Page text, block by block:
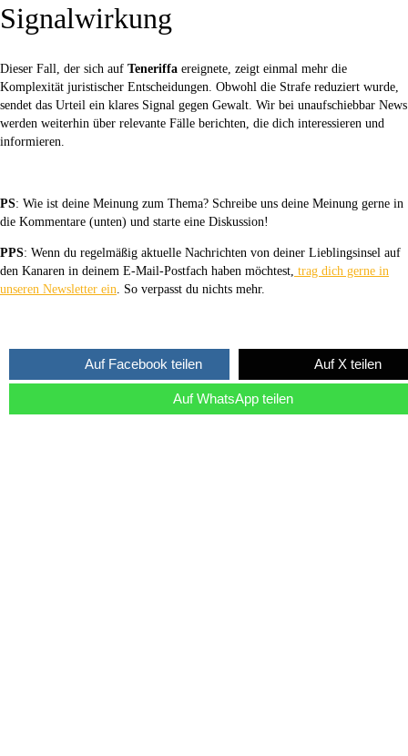
Signalwirkung
Dieser Fall, der sich auf Teneriffa ereignete, zeigt einmal mehr die
Komplexität juristischer Entscheidungen. Obwohl die Strafe reduziert wurde,
sendet das Urteil ein klares Signal gegen Gewalt. Wir bei unaufschiebbar News
werden weiterhin über relevante Fälle berichten, die dich interessieren und
informieren.
PS: Wie ist deine Meinung zum Thema? Schreibe uns deine Meinung gerne in
die Kommentare (unten) und starte eine Diskussion!
PPS: Wenn du regelmäßig aktuelle Nachrichten von deiner Lieblingsinsel auf
den Kanaren in deinem E-Mail-Postfach haben möchtest, trag dich gerne in
unseren Newsletter ein. So verpasst du nichts mehr.
Auf Facebook teilen Auf X teilen
Auf WhatsApp teilen